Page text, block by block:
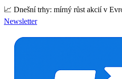
📈 Dnešní trhy: mírný růst akcií v
Newsletter